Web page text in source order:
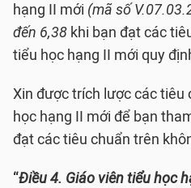
hạng II mới (mã số
đến 6,38 khi bạn đạt các
tiểu học hạng II mới quy
Xin được trích lược các tiêu
học hạng II mới để bạn
đạt các tiêu chuẩn trên
“Điều 4. Giáo viên tiểu học